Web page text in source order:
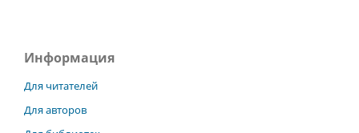
Информация
Для читателей
Для авторов